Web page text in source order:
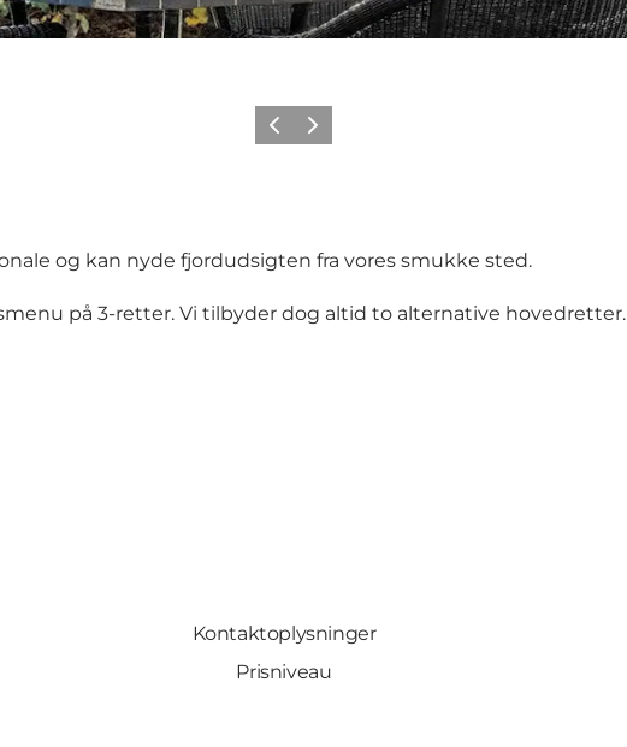
ForrigeNæste
og kan nyde fjordudsigten fra vores smukke sted.
på 3-retter. Vi tilbyder dog altid to alternative hovedretter.
Kontaktoplysninger
Prisniveau